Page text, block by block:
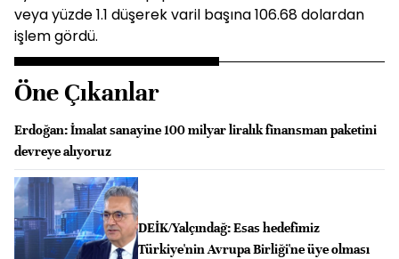
veya yüzde 1.1 düşerek varil başına 106.68 dolardan
işlem gördü.
Öne Çıkanlar
Erdoğan: İmalat sanayine 100 milyar liralık finansman paketini
devreye alıyoruz
DEİK/Yalçındağ: Esas hedefimiz
Türkiye'nin Avrupa Birliği'ne üye olması